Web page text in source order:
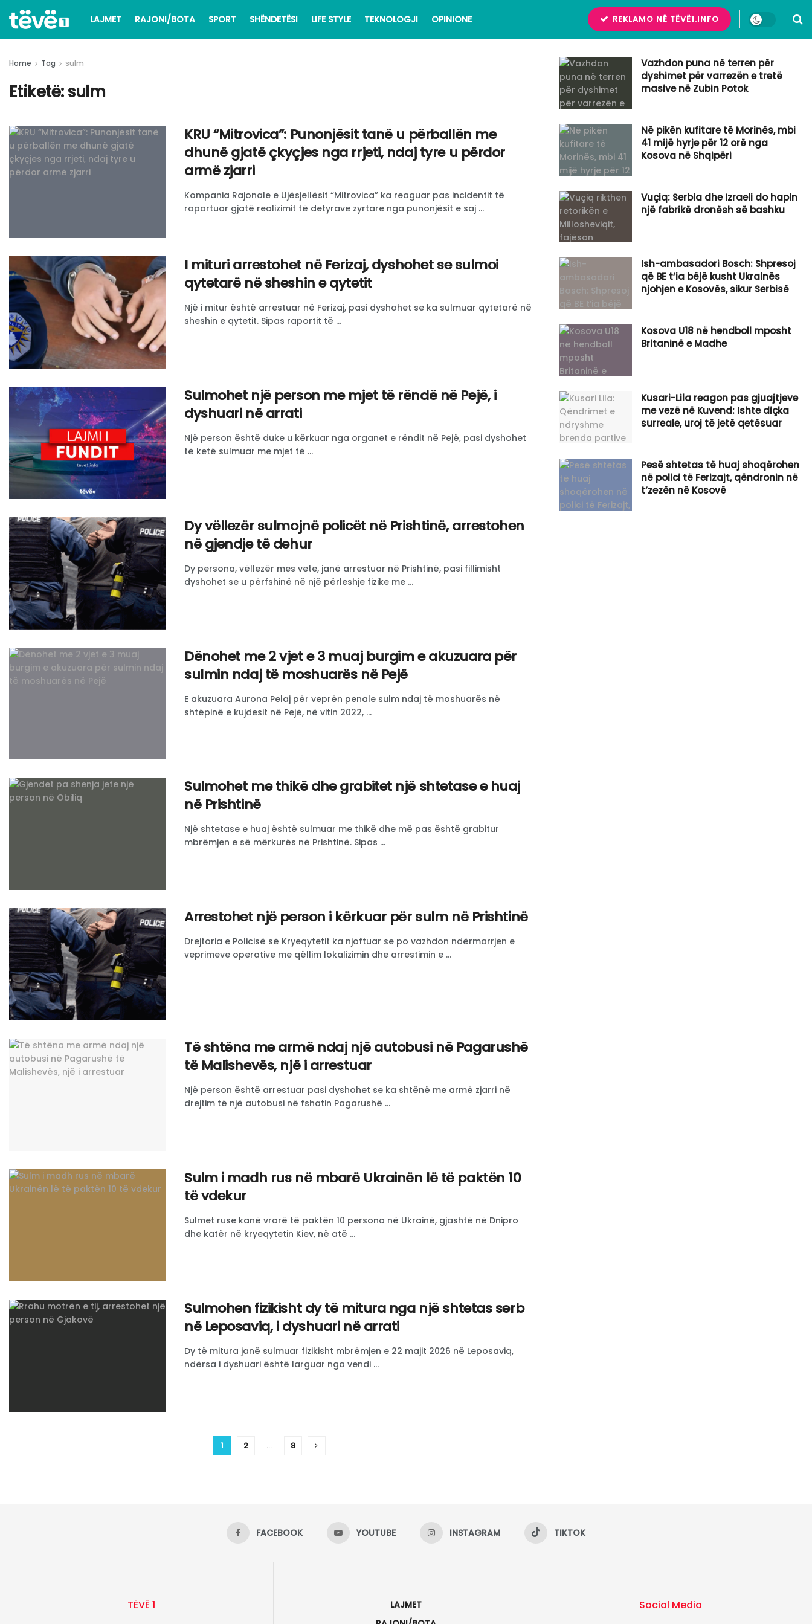
LAJMET RAJONI/BOTA SPORT SHËNDETËSI LIFE STYLE TEKNOLOGJI OPINIONE REKLAMO NË TËVË1.INFO
Home Tag sulm
Etiketë:sulm
KRU “Mitrovica”: Punonjësit tanë u përballën me
dhunë gjatë çkyçjes nga rrjeti, ndaj tyre u përdor
armë zjarri
Kompania Rajonale e Ujësjellësit “Mitrovica” ka reaguar pas incidentit të
raportuar gjatë realizimit të detyrave zyrtare nga punonjësit e saj ...
I mituri arrestohet në Ferizaj, dyshohet se sulmoi
qytetarë në sheshin e qytetit
Një i mitur është arrestuar në Ferizaj, pasi dyshohet se ka sulmuar qytetarë në
sheshin e qytetit. Sipas raportit të ...
Sulmohet një person me mjet të rëndë në Pejë, i
dyshuari në arrati
Një person është duke u kërkuar nga organet e rëndit në Pejë, pasi dyshohet
të ketë sulmuar me mjet të ...
​Dy vëllezër sulmojnë policët në Prishtinë, arrestohen
në gjendje të dehur
Dy persona, vëllezër mes vete, janë arrestuar në Prishtinë, pasi fillimisht
dyshohet se u përfshinë në një përleshje fizike me ...
Dënohet me 2 vjet e 3 muaj burgim e akuzuara për
sulmin ndaj të moshuarës në Pejë
E akuzuara Aurona Pelaj për veprën penale sulm ndaj të moshuarës në
shtëpinë e kujdesit në Pejë, në vitin 2022, ...
Sulmohet me thikë dhe grabitet një shtetase e huaj
në Prishtinë
Një shtetase e huaj është sulmuar me thikë dhe më pas është grabitur
mbrëmjen e së mërkurës në Prishtinë. Sipas ...
Arrestohet një person i kërkuar për sulm në Prishtinë
Drejtoria e Policisë së Kryeqytetit ka njoftuar se po vazhdon ndërmarrjen e
veprimeve operative me qëllim lokalizimin dhe arrestimin e ...
Të shtëna me armë ndaj një autobusi në Pagarushë
të Malishevës, një i arrestuar
Një person është arrestuar pasi dyshohet se ka shtënë me armë zjarri në
drejtim të një autobusi në fshatin Pagarushë ...
Sulm i madh rus në mbarë Ukrainën lë të paktën 10
të vdekur
Sulmet ruse kanë vrarë të paktën 10 persona në Ukrainë, gjashtë në Dnipro
dhe katër në kryeqytetin Kiev, në atë ...
Sulmohen fizikisht dy të mitura nga një shtetas serb
në Leposaviq, i dyshuari në arrati
Dy të mitura janë sulmuar fizikisht mbrëmjen e 22 majit 2026 në Leposaviq,
ndërsa i dyshuari është larguar nga vendi ...
1 2 … 8
Vazhdon puna në terren për
dyshimet për varrezën e tretë
masive në Zubin Potok
Në pikën kufitare të Morinës, mbi
41 mijë hyrje për 12 orë nga
Kosova në Shqipëri
Vuçiq: Serbia dhe Izraeli do hapin
një fabrikë dronësh së bashku
Ish-ambasadori Bosch: Shpresoj
që BE t’ia bëjë kusht Ukrainës
njohjen e Kosovës, sikur Serbisë
Kosova U18 në hendboll mposht
Britaninë e Madhe
Kusari-Lila reagon pas gjuajtjeve
me vezë në Kuvend: Ishte diçka
surreale, uroj të jetë qetësuar
Pesë shtetas të huaj shoqërohen
në polici të Ferizajt, qëndronin në
t’zezën në Kosovë
FACEBOOK YOUTUBE INSTAGRAM TIKTOK
TËVË 1
LAJMET
Social Media